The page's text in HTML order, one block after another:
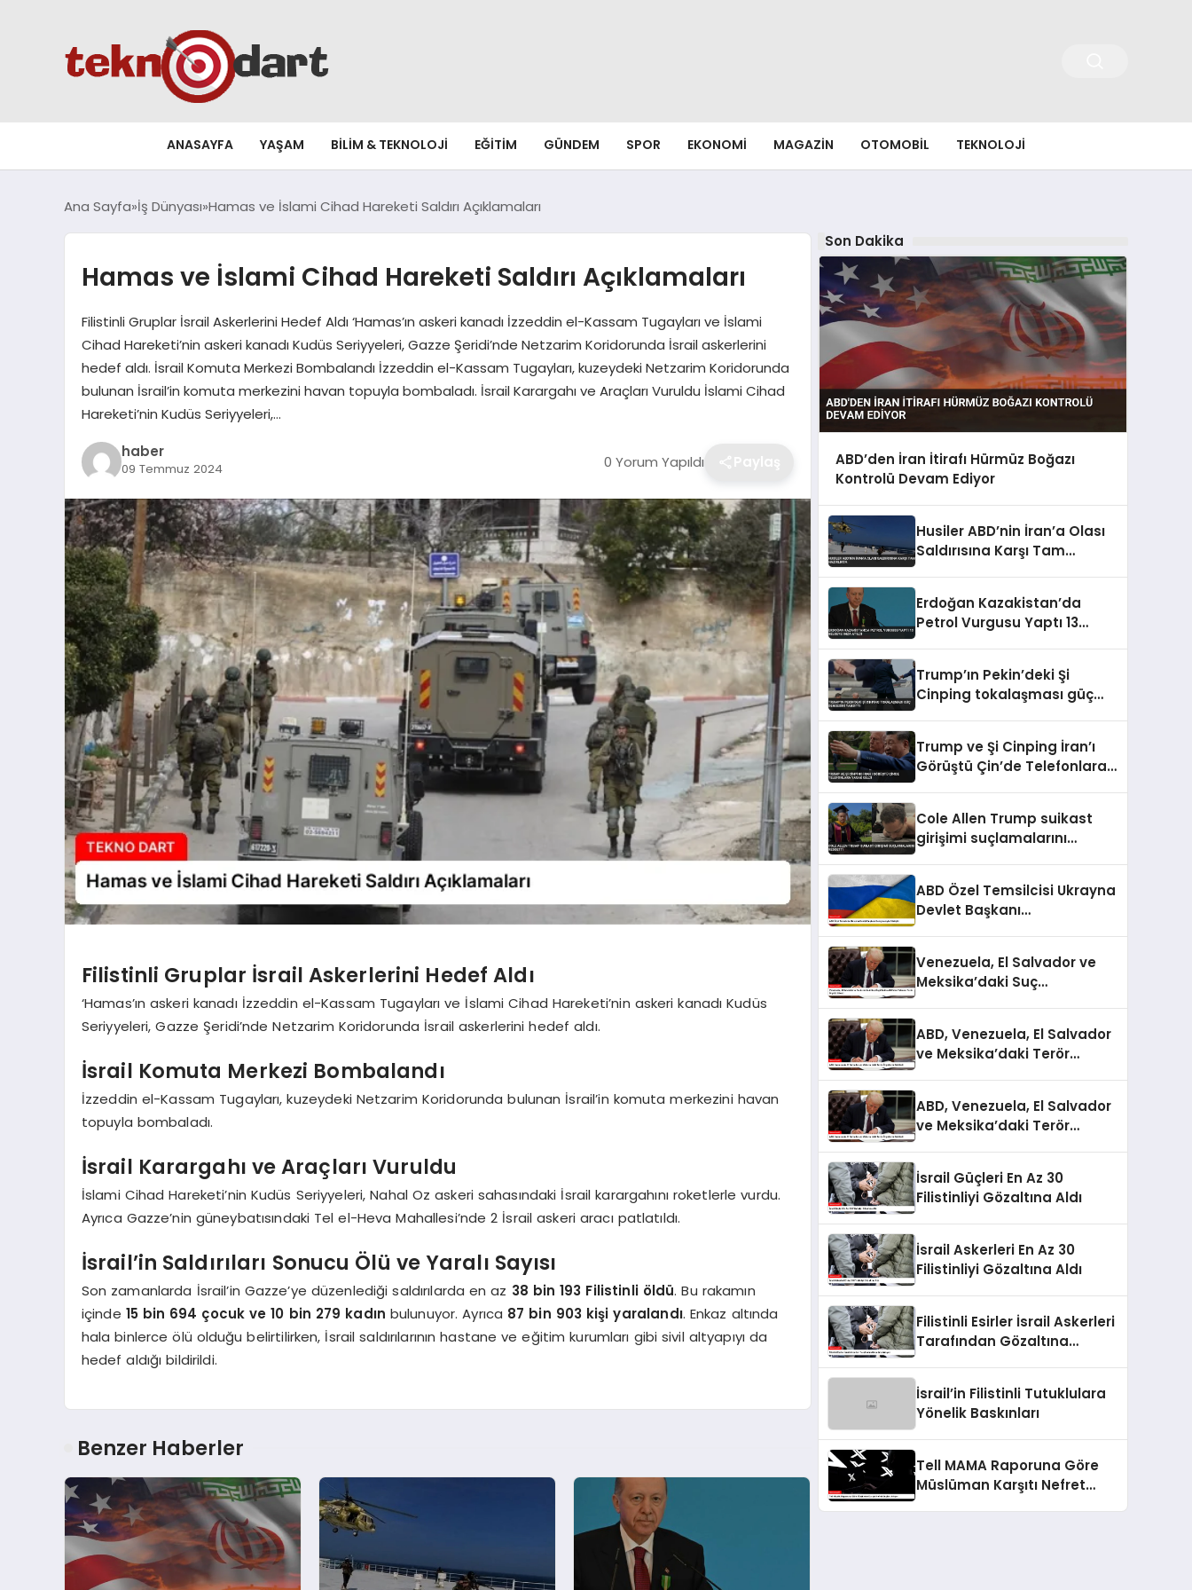
ANASAYFA YAŞAM BILIM & TEKNOLOJI EĞITIM GÜNDEM SPOR EKONOMI MAGAZIN OTOMOBIL TEKNOLOJI
Ana Sayfa İş Dünyası Hamas ve İslami Cihad Hareketi Saldırı Açıklamaları
Hamas ve İslami Cihad Hareketi Saldırı Açıklamaları
Filistinli Gruplar İsrail Askerlerini Hedef Aldı ‘Hamas’ın askeri kanadı İzzeddin el-Kassam Tugayları ve İslami
Cihad Hareketi’nin askeri kanadı Kudüs Seriyyeleri, Gazze Şeridi’nde Netzarim Koridorunda İsrail askerlerini
hedef aldı. İsrail Komuta Merkezi Bombalandı İzzeddin el-Kassam Tugayları, kuzeydeki Netzarim Koridorunda
bulunan İsrail’in komuta merkezini havan topuyla bombaladı. İsrail Karargahı ve Araçları Vuruldu İslami Cihad
Hareketi’nin Kudüs Seriyyeleri,…
haber
09 Temmuz 2024 0 Yorum Yapıldı
Filistinli Gruplar İsrail Askerlerini Hedef Aldı
‘Hamas’ın askeri kanadı İzzeddin el-Kassam Tugayları ve İslami Cihad Hareketi’nin askeri kanadı Kudüs
Seriyyeleri, Gazze Şeridi’nde Netzarim Koridorunda İsrail askerlerini hedef aldı.
İsrail Komuta Merkezi Bombalandı
İzzeddin el-Kassam Tugayları, kuzeydeki Netzarim Koridorunda bulunan İsrail’in komuta merkezini havan
topuyla bombaladı.
İsrail Karargahı ve Araçları Vuruldu
İslami Cihad Hareketi’nin Kudüs Seriyyeleri, Nahal Oz askeri sahasındaki İsrail karargahını roketlerle vurdu.
Ayrıca Gazze’nin güneybatısındaki Tel el-Heva Mahallesi’nde 2 İsrail askeri aracı patlatıldı.
İsrail’in Saldırıları Sonucu Ölü ve Yaralı Sayısı
Son zamanlarda İsrail’in Gazze’ye düzenlediği saldırılarda en az 38 bin 193 Filistinli öldü. Bu rakamın
içinde 15 bin 694 çocuk ve 10 bin 279 kadın bulunuyor. Ayrıca 87 bin 903 kişi yaralandı. Enkaz altında
hala binlerce ölü olduğu belirtilirken, İsrail saldırılarının hastane ve eğitim kurumları gibi sivil altyapıyı da
hedef aldığı bildirildi.
Benzer Haberler
Son Dakika
ABD’den İran İtirafı Hürmüz Boğazı
Kontrolü Devam Ediyor
Husiler ABD’nin İran’a Olası
Saldırısına Karşı Tam
Erdoğan Kazakistan’da
Petrol Vurgusu Yaptı 13
Trump’ın Pekin’deki Şi
Cinping tokalaşması güç
Trump ve Şi Cinping İran’ı
Görüştü Çin’de Telefonlara
Cole Allen Trump suikast
girişimi suçlamalarını
ABD Özel Temsilcisi Ukrayna
Devlet Başkanı
Venezuela, El Salvador ve
Meksika’daki Suç
ABD, Venezuela, El Salvador
ve Meksika’daki Terör
ABD, Venezuela, El Salvador
ve Meksika’daki Terör
İsrail Güçleri En Az 30
Filistinliyi Gözaltına Aldı
İsrail Askerleri En Az 30
Filistinliyi Gözaltına Aldı
Filistinli Esirler İsrail Askerleri
Tarafından Gözaltına
İsrail’in Filistinli Tutuklulara
Yönelik Baskınları
Tell MAMA Raporuna Göre
Müslüman Karşıtı Nefret